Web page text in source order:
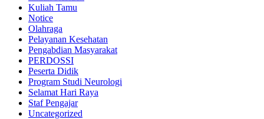
Kuliah Tamu
Notice
Olahraga
Pelayanan Kesehatan
Pengabdian Masyarakat
PERDOSSI
Peserta Didik
Program Studi Neurologi
Selamat Hari Raya
Staf Pengajar
Uncategorized